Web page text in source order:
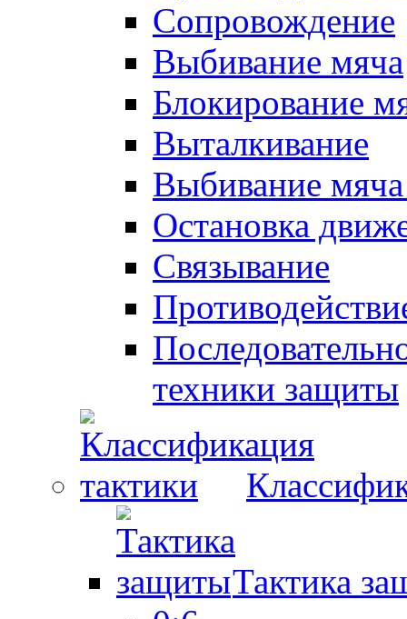
Сопровождение
Выбивание мяча
Блокирование
Выталкивание
Выбивание
Остановка
Связывание
техники защиты
Тактика